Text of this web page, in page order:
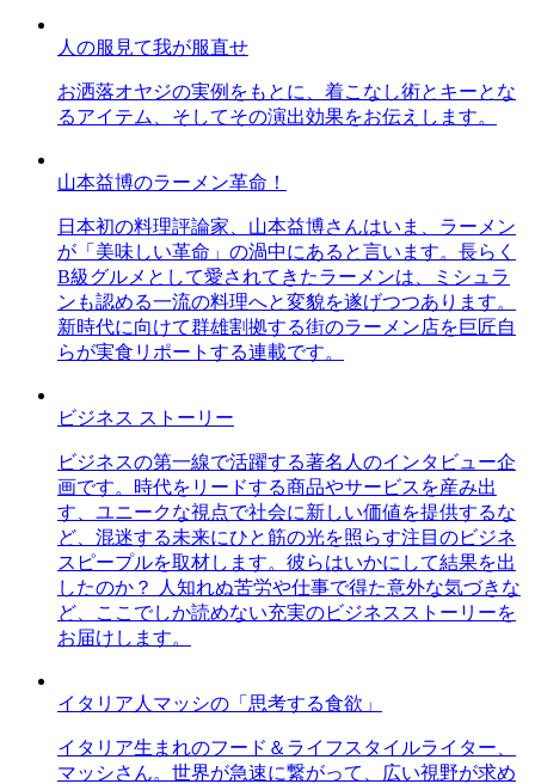
人の服見て我が服直せ
お洒落オヤジの実例をもとに、着こなし術とキーとな
るアイテム、そしてその演出効果をお伝えします。
山本益博のラーメン革命！
日本初の料理評論家、山本益博さんはいま、ラーメン
が「美味しい革命」の渦中にあると言います。長らく
B級グルメとして愛されてきたラーメンは、ミシュラ
ンも認める一流の料理へと変貌を遂げつつあります。
新時代に向けて群雄割拠する街のラーメン店を巨匠自
らが実食リポートする連載です。
ビジネス ストーリー
ビジネスの第一線で活躍する著名人のインタビュー企
画です。時代をリードする商品やサービスを産み出
す、ユニークな視点で社会に新しい価値を提供するな
ど、混迷する未来にひと筋の光を照らす注目のビジネ
スピープルを取材します。彼らはいかにして結果を出
したのか？ 人知れぬ苦労や仕事で得た意外な気づきな
ど、ここでしか読めない充実のビジネスストーリーを
お届けします。
イタリア人マッシの「思考する食欲」
イタリア生まれのフード＆ライフスタイルライター、
マッシさん。世界が急速に繋がって、広い視野が求め